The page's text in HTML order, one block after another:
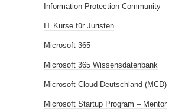
Information Protection Community
IT Kurse für Juristen
Microsoft 365
Microsoft 365 Wissensdatenbank
Microsoft Cloud Deutschland (MCD)
Microsoft Startup Program – Mentor